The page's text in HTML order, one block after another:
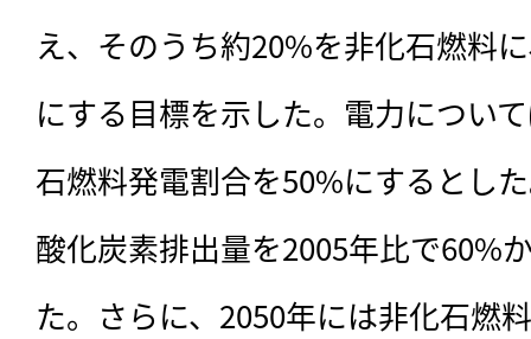
え、そのうち約20%を非化石燃料
にする目標を示した。電力につい
石燃料発電割合を50%にするとし
酸化炭素排出量を2005年比で60%
た。さらに、2050年には非化石燃